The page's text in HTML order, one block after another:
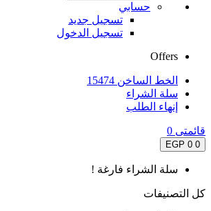
حسابي
تسجيل جديد
تسجيل الدخول
Offers
الخط الساخن 15474
سلة الشراء
إنهاء الطلب
قائمتى 0
0
0 EGP
سلة الشراء فارغة !
كل التصنيفات